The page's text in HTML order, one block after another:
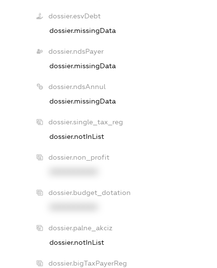
dossier.esvDebt
dossier.missingData
dossier.ndsPayer
dossier.missingData
dossier.ndsAnnul
dossier.missingData
dossier.single_tax_reg
dossier.notInList
dossier.non_profit
dossier.budget_dotation
dossier.palne_akciz
dossier.notInList
dossier.bigTaxPayerReg